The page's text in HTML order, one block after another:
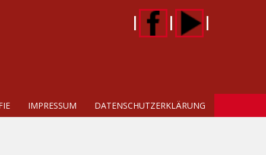
| | |
IMPRESSUM DATENSCHUTZERKLÄRUNG